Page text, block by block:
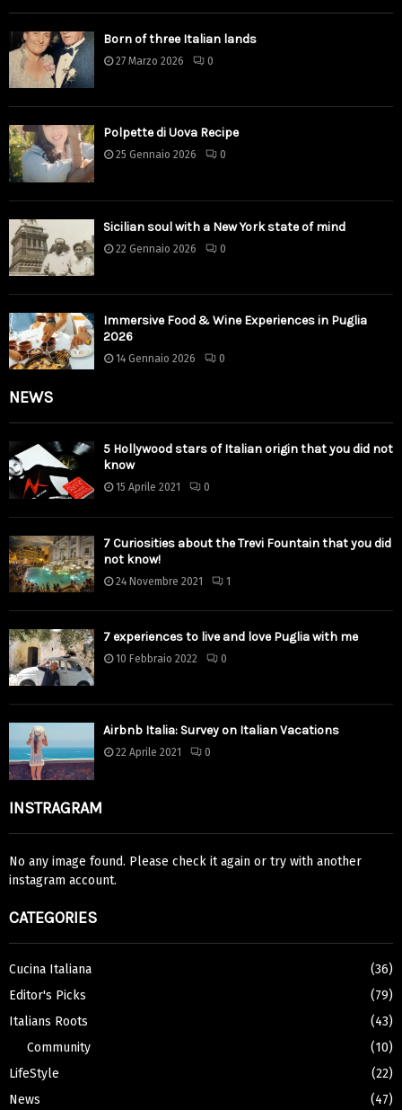
Born of three Italian lands
27 Marzo 2026 0
Polpette di Uova Recipe
25 Gennaio 2026 0
Sicilian soul with a New York state of mind
22 Gennaio 2026 0
Immersive Food & Wine Experiences in Puglia
2026
14 Gennaio 2026 0
NEWS
5 Hollywood stars of Italian origin that you did not
know
15 Aprile 2021 0
7 Curiosities about the Trevi Fountain that you did
not know!
24 Novembre 2021 1
7 experiences to live and love Puglia with me
10 Febbraio 2022 0
Airbnb Italia: Survey on Italian Vacations
22 Aprile 2021 0
INSTRAGRAM
No any image found. Please check it again or try with another
instagram account.
CATEGORIES
Cucina Italiana
(36)
Editor's Picks
(79)
Italians Roots
(43)
Community
(10)
LifeStyle
(22)
News
(47)